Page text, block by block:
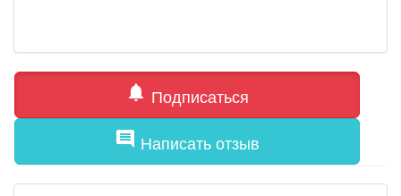
notifications Подписаться
comment Написать отзыв